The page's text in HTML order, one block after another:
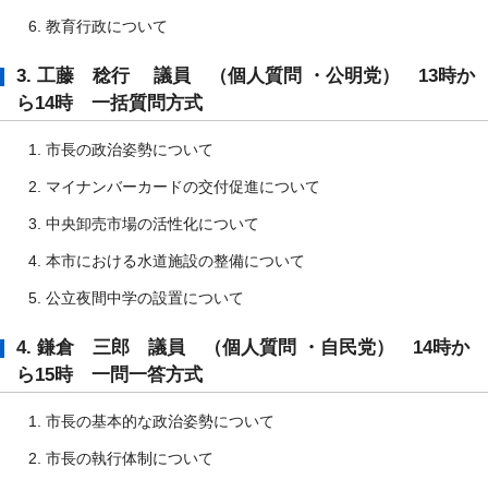
教育行政について
3. 工藤 稔行 議員 （個人質問 ・公明党） 13時か
ら14時 一括質問方式
市長の政治姿勢について
マイナンバーカードの交付促進について
中央卸売市場の活性化について
本市における水道施設の整備について
公立夜間中学の設置について
4. 鎌倉 三郎 議員 （個人質問 ・自民党） 14時か
ら15時 一問一答方式
市長の基本的な政治姿勢について
市長の執行体制について